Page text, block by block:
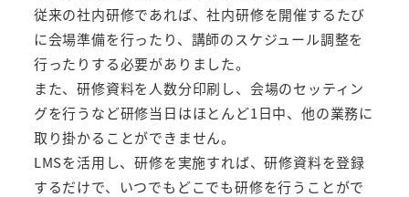
従来の社内研修であれば、社内研修を開催するたび
に会場準備を行ったり、講師のスケジュール調整を
行ったりする必要がありました。
また、研修資料を人数分印刷し、会場のセッティン
グを行うなど研修当日はほとんど1日中、他の業務に
取り掛かることができません。
LMSを活用し、研修を実施すれば、研修資料を登録
するだけで、いつでもどこでも研修を行うことがで